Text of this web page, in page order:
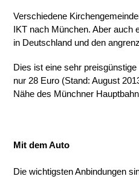
Verschiedene
IKT nach München. Aber auch
in Deutschland und den
Dies ist eine sehr
nur 28 Euro (Stand: August
Nähe des Münchner
Mit dem Auto
Die wichtigsten Anbindungen